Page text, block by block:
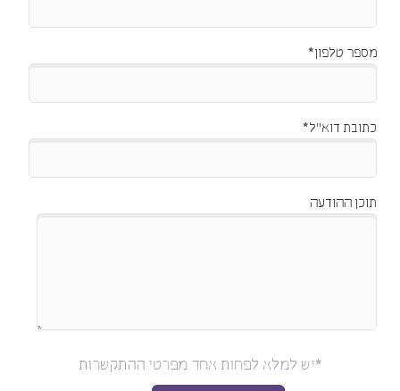
מספר טלפון*
כתובת דוא"ל*
תוכן ההודעה
*יש למלא לפחות אחד מפרטי ההתקשרות